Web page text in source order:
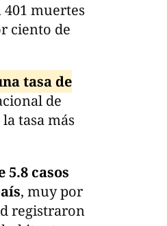
muertes
ciento de
tasa de
de
tasa más
casos
, muy por
registraron